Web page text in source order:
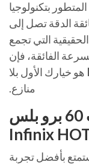
المتطور بتكنولوجيا
التي تجمع
الفائقة، فإن
هو خيارك الأول بلا
منازع.
مميزات انفينكس هوت 60 برو بلس
Infinix
بأفضل تجربة